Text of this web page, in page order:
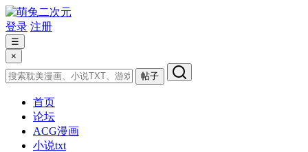
登录 注册
☰
×
帖子
首页
论坛
ACG漫画
小说txt